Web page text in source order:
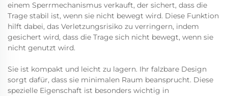
einem Sperrmechanismus verkauft, der sichert, dass die
Trage stabil ist, wenn sie nicht bewegt wird. Diese Funktion
hilft dabei, das Verletzungsrisiko zu verringern, indem
gesichert wird, dass die Trage sich nicht bewegt, wenn sie
nicht genutzt wird.
Sie ist kompakt und leicht zu lagern. Ihr falzbare Design
sorgt dafür, dass sie minimalen Raum beansprucht. Diese
spezielle Eigenschaft ist besonders wichtig in